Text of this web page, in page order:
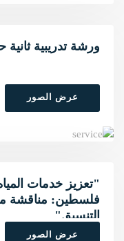
ورشة تدريبية ثانية
عرض الصور
"تعزيز خدمات
فلسطين: مناقشة
التنسيق"
عرض الصور